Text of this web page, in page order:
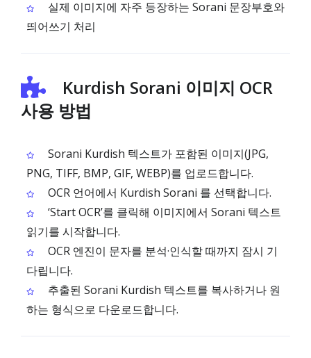
실제 이미지에 자주 등장하는 Sorani 문장부호와
띄어쓰기 처리
Kurdish Sorani 이미지 OCR
사용 방법
Sorani Kurdish 텍스트가 포함된 이미지(JPG,
PNG, TIFF, BMP, GIF, WEBP)를 업로드합니다.
OCR 언어에서 Kurdish Sorani 를 선택합니다.
‘Start OCR’를 클릭해 이미지에서 Sorani 텍스트
읽기를 시작합니다.
OCR 엔진이 문자를 분석·인식할 때까지 잠시 기
다립니다.
추출된 Sorani Kurdish 텍스트를 복사하거나 원
하는 형식으로 다운로드합니다.